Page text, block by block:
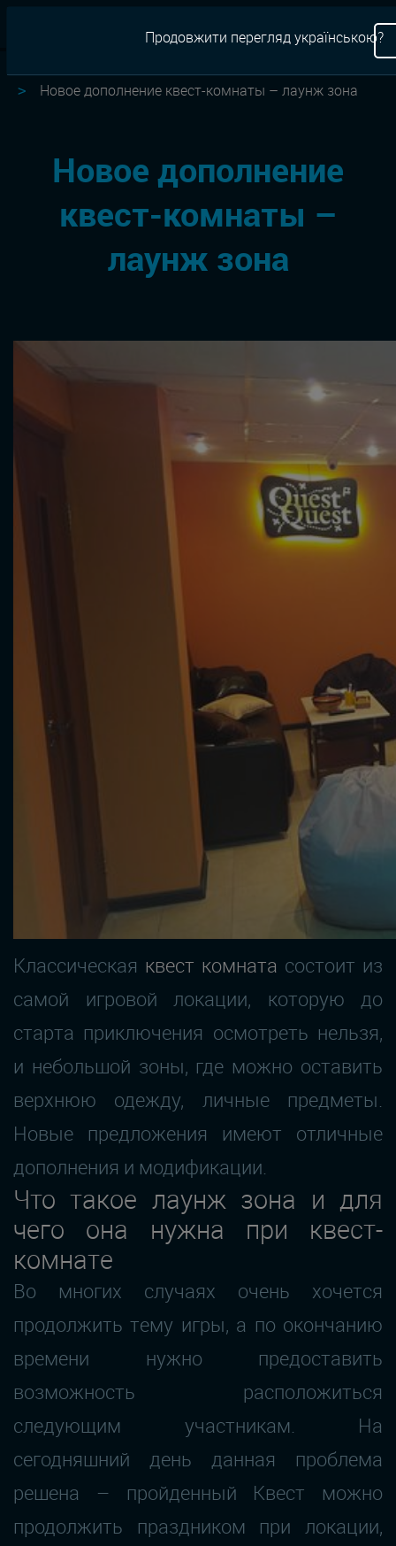
Новое дополнение квест-комнаты – лаунж зона
Новое дополнение
квест-комнаты –
лаунж зона
Классическая квест комната состоит из
самой игровой локации, которую до
старта приключения осмотреть нельзя,
и небольшой зоны, где можно оставить
верхнюю одежду, личные предметы.
Новые предложения имеют отличные
дополнения и модификации.
Что такое лаунж зона и для
чего она нужна при квест-
комнате
Во многих случаях очень хочется
продолжить тему игры, а по окончанию
времени нужно предоставить
возможность расположиться
следующим участникам. На
сегодняшний день данная проблема
решена – пройденный Квест можно
продолжить праздником при локации,
Продовжити перегляд українською?